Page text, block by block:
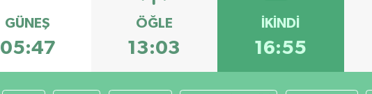
GÜNEŞ
05:47
ÖĞLE
13:03
İKINDI
16:55